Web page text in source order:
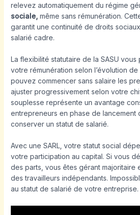
relevez automatiquement du régime
sociale,même sans rémunération.
garantit une continuité de droits
salarié cadre.
La flexibilité statutaire de la SASU vous
votre rémunération selon l’évolution
pouvez commencer sans salaire les
ajuster progressivement selon votre
souplesse représente un avantage
entrepreneurs en phase de lancement
conserver un statut de salarié.
Avec une SARL, votre statut social
votre participation au capital. Si vous
des parts, vous êtes gérant majoritaire
des travailleurs indépendants.
au statut de salarié de votre entreprise.